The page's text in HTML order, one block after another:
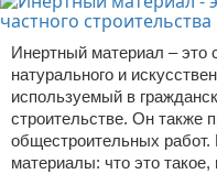
Инертный материал – это
натурального и
используемый в
строительстве. Он также
общестроительных
материалы: что это такое,